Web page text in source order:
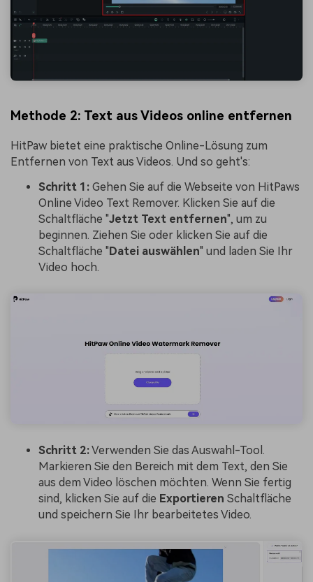
Methode 2: Text aus Videos online entfernen
HitPaw bietet eine praktische Online-Lösung zum
Entfernen von Text aus Videos. Und so geht's:
Schritt 1: Gehen Sie auf die Webseite von HitPaws
Online Video Text Remover. Klicken Sie auf die
Schaltfläche "Jetzt Text entfernen", um zu
beginnen. Ziehen Sie oder klicken Sie auf die
Schaltfläche " Datei auswählen" und laden Sie Ihr
Video hoch.
Schritt 2:Verwenden Sie das Auswahl-Tool.
Markieren Sie den Bereich mit dem Text, den Sie
aus dem Video löschen möchten. Wenn Sie fertig
sind, klicken Sie auf die Exportieren Schaltfläche
und speichern Sie Ihr bearbeitetes Video.